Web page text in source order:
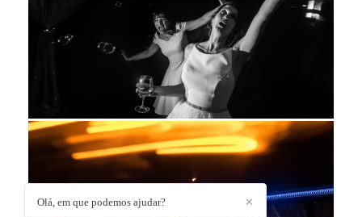
✕
Olá, em que podemos ajudar?